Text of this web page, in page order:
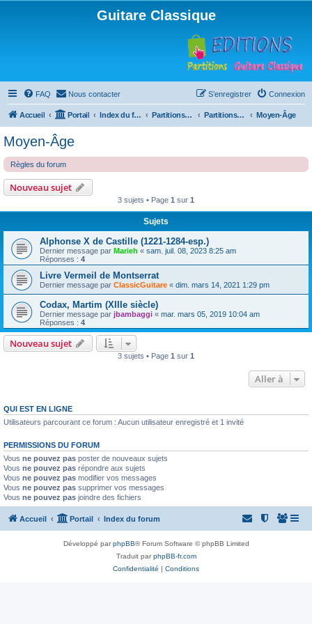
Guitare Classique
FAQ Nous contacter Connexion
S’enregistrer
Accueil Portail Index du forum Partitions pour guitare en libre téléchargement Partitions classées par compositeur Moyen-Âge
Moyen-Âge
Règles du forum
Nouveau sujet
3 sujets • Page 1 sur 1
Sujets
Alphonse X de Castille (1221-1284-esp.)
Dernier message par Marieh « sam. juil. 08, 2023 8:25 am
Réponses : 4
Livre Vermeil de Montserrat
Dernier message par ClassicGuitare « dim. mars 14, 2021 1:29 pm
Codax, Martim (XIIIe siècle)
Dernier message par jbambaggi « mar. mars 05, 2019 10:04 am
Réponses : 4
Nouveau sujet
3 sujets • Page 1 sur 1
Aller à
QUI EST EN LIGNE
Utilisateurs parcourant ce forum : Aucun utilisateur enregistré et 1 invité
PERMISSIONS DU FORUM
Vous ne pouvez pas poster de nouveaux sujets
Vous ne pouvez pas répondre aux sujets
Vous ne pouvez pas modifier vos messages
Vous ne pouvez pas supprimer vos messages
Vous ne pouvez pas joindre des fichiers
Accueil Portail Index du forum
Développé parphpBB® Forum Software © phpBB Limited
Traduit parphpBB-fr.com
Confidentialité | Conditions